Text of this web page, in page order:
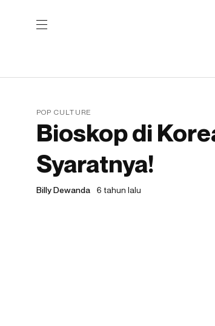
POP CULTURE
Bioskop di
Syaratnya!
Billy Dewanda 6 tahun lalu